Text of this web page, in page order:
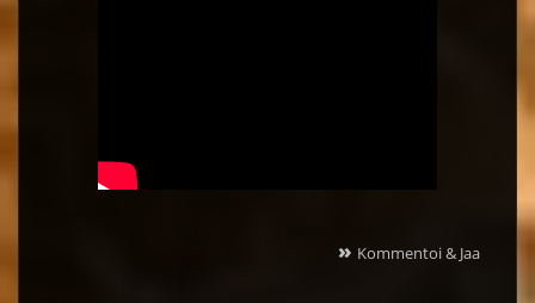
» Kommentoi & Jaa